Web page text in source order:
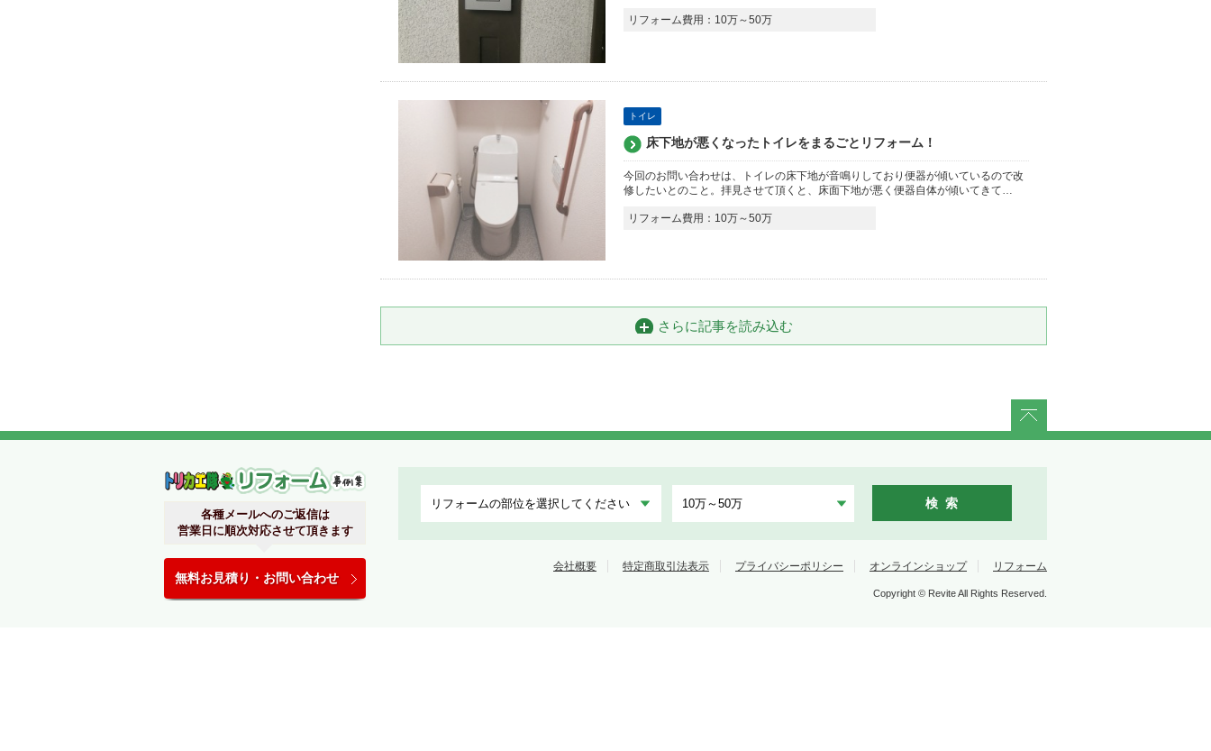
リフォーム費用：10万～50万
トイレ
床下地が悪くなったトイレをまるごとリフォーム！
今回のお問い合わせは、トイレの床下地が音鳴りしており便器が傾いているので改
修したいとのこと。拝見させて頂くと、床面下地が悪く便器自体が傾いてきて…
リフォーム費用：10万～50万
さらに記事を読み込む
各種メールへのご返信は
営業日に順次対応させて頂きます
無料お見積り・お問い合わせ
検 索
会社概要 特定商取引法表示 プライバシーポリシー オンラインショップ リフォーム
Copyright © Revite All Rights Reserved.